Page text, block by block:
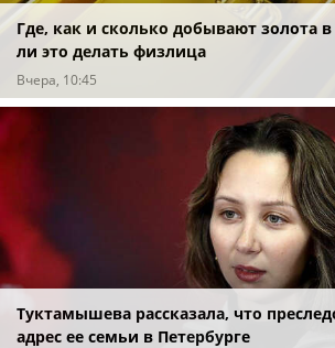
Где, как и сколько добывают золота
ли это делать физлица
Вчера, 10:45
Туктамышева рассказала, что
адрес ее семьи в Петербурге